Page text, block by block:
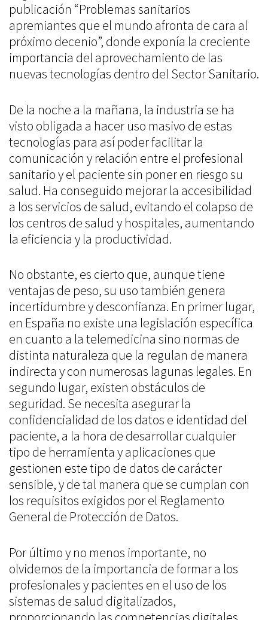
publicación “Problemas sanitarios
apremiantes que el mundo afronta de cara al
próximo decenio”, donde exponía la creciente
importancia del aprovechamiento de las
nuevas tecnologías dentro del Sector Sanitario.
De la noche a la mañana, la industria se ha
visto obligada a hacer uso masivo de estas
tecnologías para así poder facilitar la
comunicación y relación entre el profesional
sanitario y el paciente sin poner en riesgo su
salud. Ha conseguido mejorar la accesibilidad
a los servicios de salud, evitando el colapso de
los centros de salud y hospitales, aumentando
la eficiencia y la productividad.
No obstante, es cierto que, aunque tiene
ventajas de peso, su uso también genera
incertidumbre y desconfianza. En primer lugar,
en España no existe una legislación específica
en cuanto a la telemedicina sino normas de
distinta naturaleza que la regulan de manera
indirecta y con numerosas lagunas legales. En
segundo lugar, existen obstáculos de
seguridad. Se necesita asegurar la
confidencialidad de los datos e identidad del
paciente, a la hora de desarrollar cualquier
tipo de herramienta y aplicaciones que
gestionen este tipo de datos de carácter
sensible, y de tal manera que se cumplan con
los requisitos exigidos por el Reglamento
General de Protección de Datos.
Por último y no menos importante, no
olvidemos de la importancia de formar a los
profesionales y pacientes en el uso de los
sistemas de salud digitalizados,